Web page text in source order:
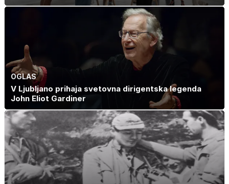
OGLAS
V Ljubljano prihaja svetovna dirigentska legenda
John Eliot Gardiner